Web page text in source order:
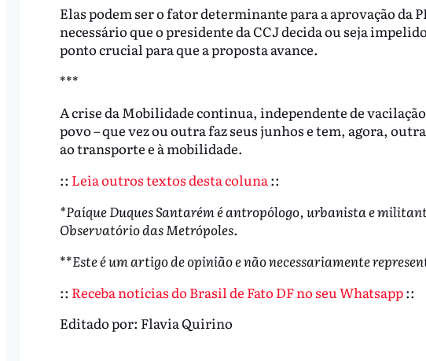
Elas podem ser o fator determinante para a aprovação da
necessário que o presidente da CCJ decida ou seja
ponto crucial para que a proposta avance.
***
A crise da Mobilidade continua, independente de
povo – que vez ou outra faz seus junhos e tem, agora,
ao transporte e à mobilidade.
:: Leia outros textos desta coluna ::
*Paíque Duques Santarém é antropólogo, urbanista e
Observatório das Metrópoles.
**Este é um artigo de opinião e não necessariamente
:: Receba notícias do Brasil de Fato DF no seu Whatsapp::
Editado por: Flavia Quirino